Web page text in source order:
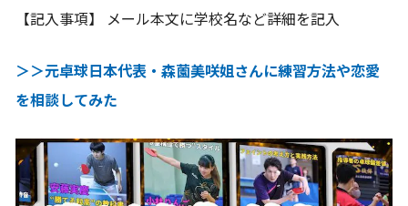
【記入事項】 メール本文に学校名など詳細を記入
＞＞元卓球日本代表・森薗美咲姐さんに練習方法や恋愛
を相談してみた